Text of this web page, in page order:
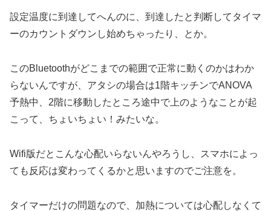
設定温度に到達してへんのに、到達したと判断してタイマ
ーのカウントダウンし始めちゃったり、とか。
このBluetoothがどこまでの範囲で正常に動くのかはわか
らないんですが、アタシの場合は1階キッチンでANOVA
予熱中、2階に移動したところ途中で上のようなことが起
こって、ちょいちょい！みたいな。
Wifi版だとこんな心配いらないんやろうし、スマホによっ
ても反応は変わってくるかと思いますのでご注意を。
タイマーだけの問題なので、加熱については心配しなくて